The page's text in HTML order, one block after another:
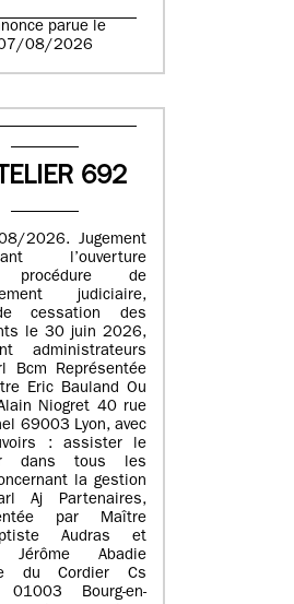
parue le
08/2026
692
2026. Jugement
l’ouverture
procédure de
judiciaire,
cessation des
le 30 juin 2026,
administrateurs
Bcm Représentée
Eric Bauland Ou
Niogret 40 rue
69003 Lyon, avec
: assister le
dans tous les
la gestion
Aj Partenaires,
par Maître
Audras et
Jérôme Abadie
du Cordier Cs
Bourg-en-